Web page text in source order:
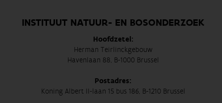
INSTITUUT NATUUR- EN BOSONDERZOEK
Hoofdzetel:
Herman Teirlinckgebouw
Havenlaan 88, B-1000 Brussel
Postadres:
Koning Albert II-laan 15 bus 186, B-1210 Brussel